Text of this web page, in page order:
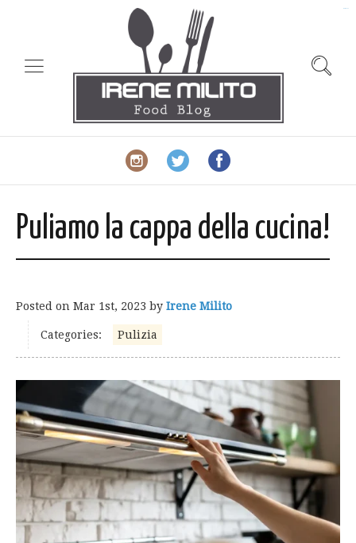
Puliamo la cappa della cucina!
Posted on Mar 1st, 2023 by Irene Milito
Categories: Pulizia